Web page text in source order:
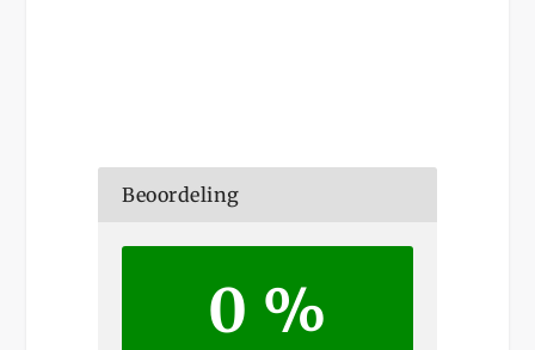
Beoordeling
0 %